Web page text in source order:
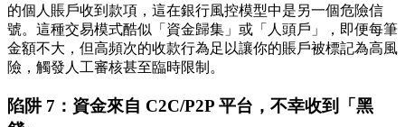
的個人賬戶收到款項，這在銀行風控模型中是另一個危險信
號。這種交易模式酷似「資金歸集」或「人頭戶」，即便每筆
金額不大，但高頻次的收款行為足以讓你的賬戶被標記為高風
險，觸發人工審核甚至臨時限制。
陷阱 7：資金來自 C2C/P2P 平台，不幸收到「黑